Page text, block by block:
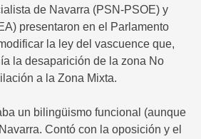
de Navarra (PSN-PSOE) y
presentaron en el Parlamento
la ley del vascuence que,
la desaparición de la zona No
a la Zona Mixta.
un bilingüismo funcional (aunque
Contó con la oposición y el